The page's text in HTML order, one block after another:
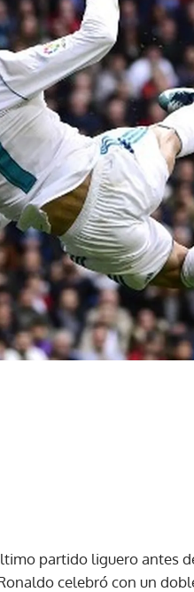
partido liguero antes
celebró con un